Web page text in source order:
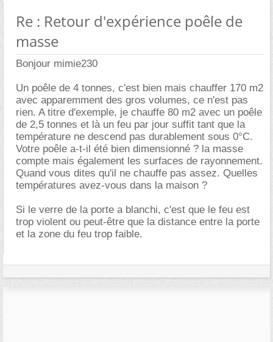
Re : Retour d'expérience poêle de
masse
Bonjour mimie230
Un poêle de 4 tonnes, c'est bien mais chauffer 170 m2
avec apparemment des gros volumes, ce n'est pas
rien. A titre d'exemple, je chauffe 80 m2 avec un poêle
de 2,5 tonnes et là un feu par jour suffit tant que la
température ne descend pas durablement sous 0°C.
Votre poêle a-t-il été bien dimensionné ? la masse
compte mais également les surfaces de rayonnement.
Quand vous dites qu'il ne chauffe pas assez. Quelles
températures avez-vous dans la maison ?
Si le verre de la porte a blanchi, c'est que le feu est
trop violent ou peut-être que la distance entre la porte
et la zone du feu trop faible.